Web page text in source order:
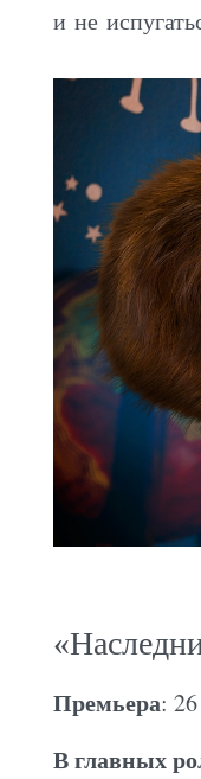
и не
Премьера:
В главных